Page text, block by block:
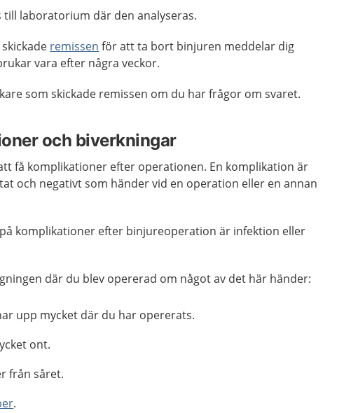
till laboratorium där den analyseras.
remissen för att ta bort binjuren meddelar dig
vara efter några veckor.
som skickade remissen om du har frågor om svaret.
och biverkningar
få komplikationer efter operationen. En komplikation är
och negativt som händer vid en operation eller en annan
komplikationer efter binjureoperation är infektion eller
där du blev opererad om något av det här händer:
upp mycket där du har opererats.
ont.
från såret.
.